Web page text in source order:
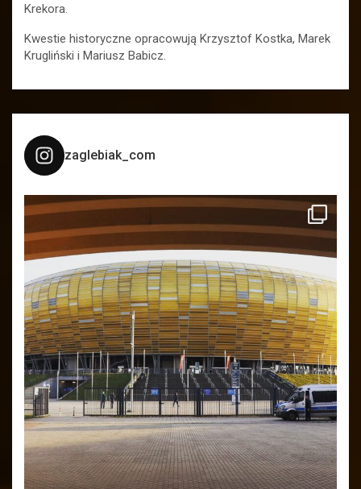
Krekora.
Kwestie historyczne opracowują Krzysztof Kostka, Marek
Krugliński i Mariusz Babicz.
zaglebiak_com